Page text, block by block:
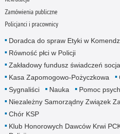
Zamówienia publiczne
Policjanci i pracownicy
Doradca do spraw Etyki w
Równość płci w Policji
Zakładowy fundusz świadczeń
Kasa Zapomogowo-Pożyczkowa
Sygnaliści
Nauka
Pomoc
Niezależny Samorządny Związek
Chór KSP
Klub Honorowych Dawców Krwi